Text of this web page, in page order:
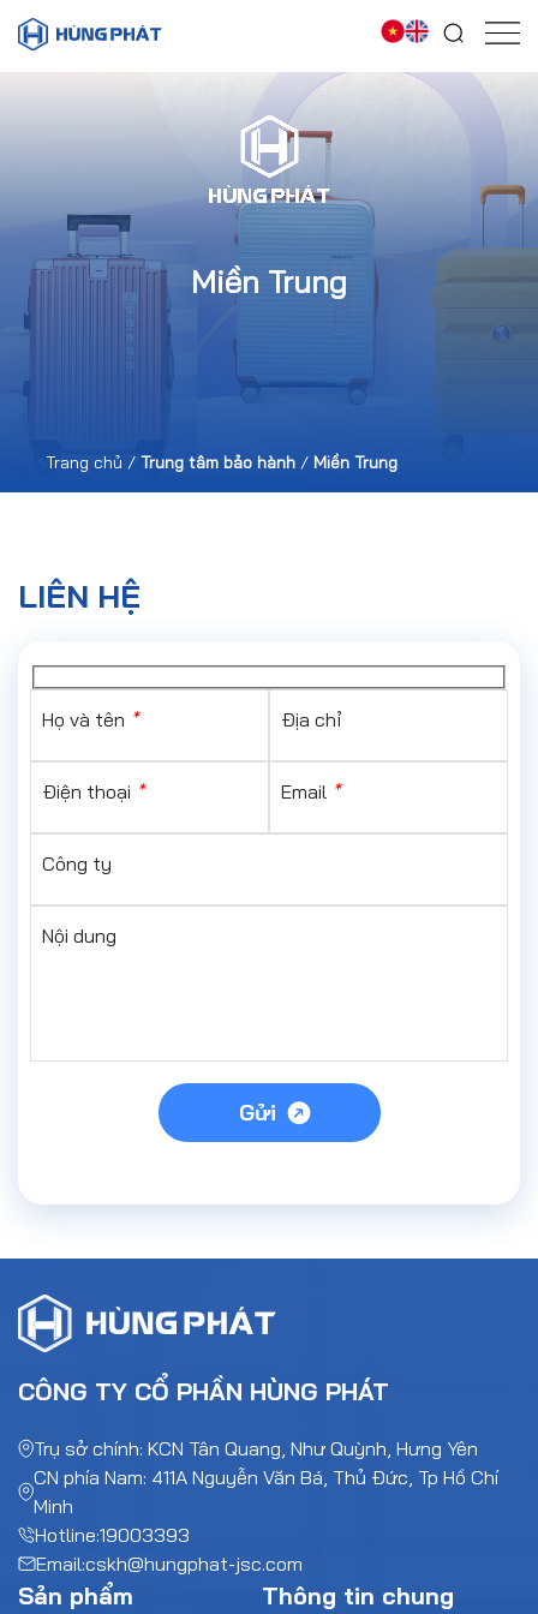
Miền Trung
Trang chủ / Trung tâm bảo hành/ Miền Trung
LIÊN HỆ
Họ và tên * Địa chỉ
Điện thoại * Email *
Công ty
Nội dung
Gửi
CÔNG TY CỔ PHẦN HÙNG PHÁT
Trụ sở chính: KCN Tân Quang, Như Quỳnh, Hưng Yên
CN phía Nam: 411A Nguyễn Văn Bá, Thủ Đức, Tp Hồ Chí
Minh
Hotline:19003393
Email:cskh@hungphat-jsc.com
Sản phẩm Thông tin chung